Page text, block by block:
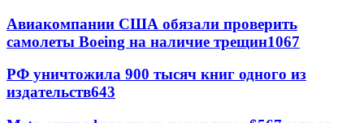
Авиакомпании США обязали проверить
самолеты Boeing на наличие трещин1067
РФ уничтожила 900 тысяч книг одного из
издательств643